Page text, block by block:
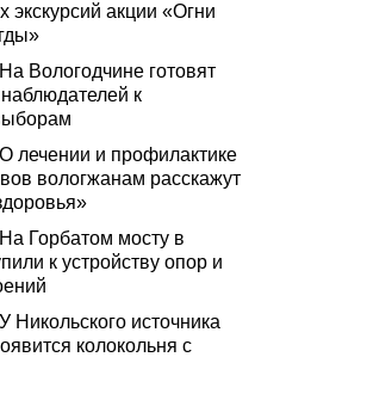
экскурсий акции «Огни
На Вологодчине готовят
к
О лечении и профилактике
вологжанам расскажут
На Горбатом мосту в
к устройству опор и
У Никольского источника
колокольня с